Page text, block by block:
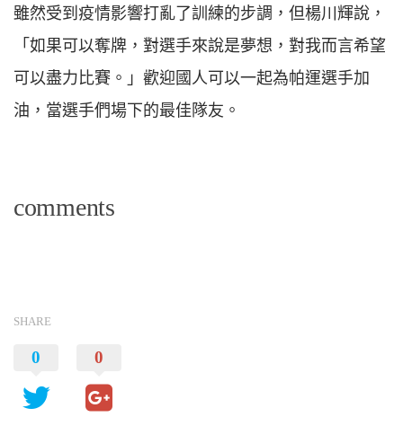
雖然受到疫情影響打亂了訓練的步調，但楊川輝說，
「如果可以奪牌，對選手來說是夢想，對我而言希望
可以盡力比賽。」歡迎國人可以一起為帕運選手加
油，當選手們場下的最佳隊友。
comments
SHARE
0 0